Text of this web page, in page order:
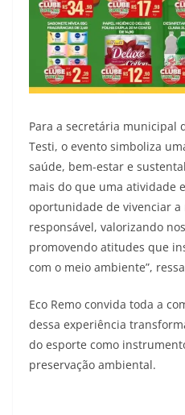
Para a secretária municipal
Testi, o evento simboliza
saúde, bem-estar e
mais do que uma atividade
oportunidade de vivenciar
responsável, valorizando
promovendo atitudes que
com o meio ambiente”,
Eco Remo convida toda a
dessa experiência
do esporte como
preservação ambiental.